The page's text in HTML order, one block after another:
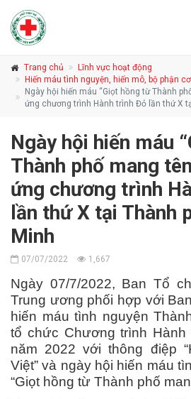
Trang chủ
Lĩnh vực hoạt động
Hiến máu tình nguyện, hiến mô, bộ phận
Ngày hội hiến máu “Giọt hồng từ Thành
ứng chương trình Hành trình Đỏ lần thứ X
Ngày hội hiến máu
Thành phố mang
ứng chương trình
lần thứ X tại Thành
Minh
07/07/2022 1,667
Ngày 07/7/2022, Ban Tổ
Trung ương phối hợp với
hiến máu tình nguyện
tổ chức Chương trình
năm 2022 với thông điệp
Việt” và ngày hội hiến máu
“Giọt hồng từ Thành phố